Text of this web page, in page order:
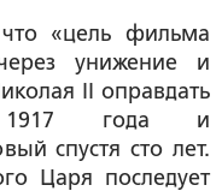
«цель фильма
унижение и
II оправдать
1917 года и
спустя сто лет.
Царя последует